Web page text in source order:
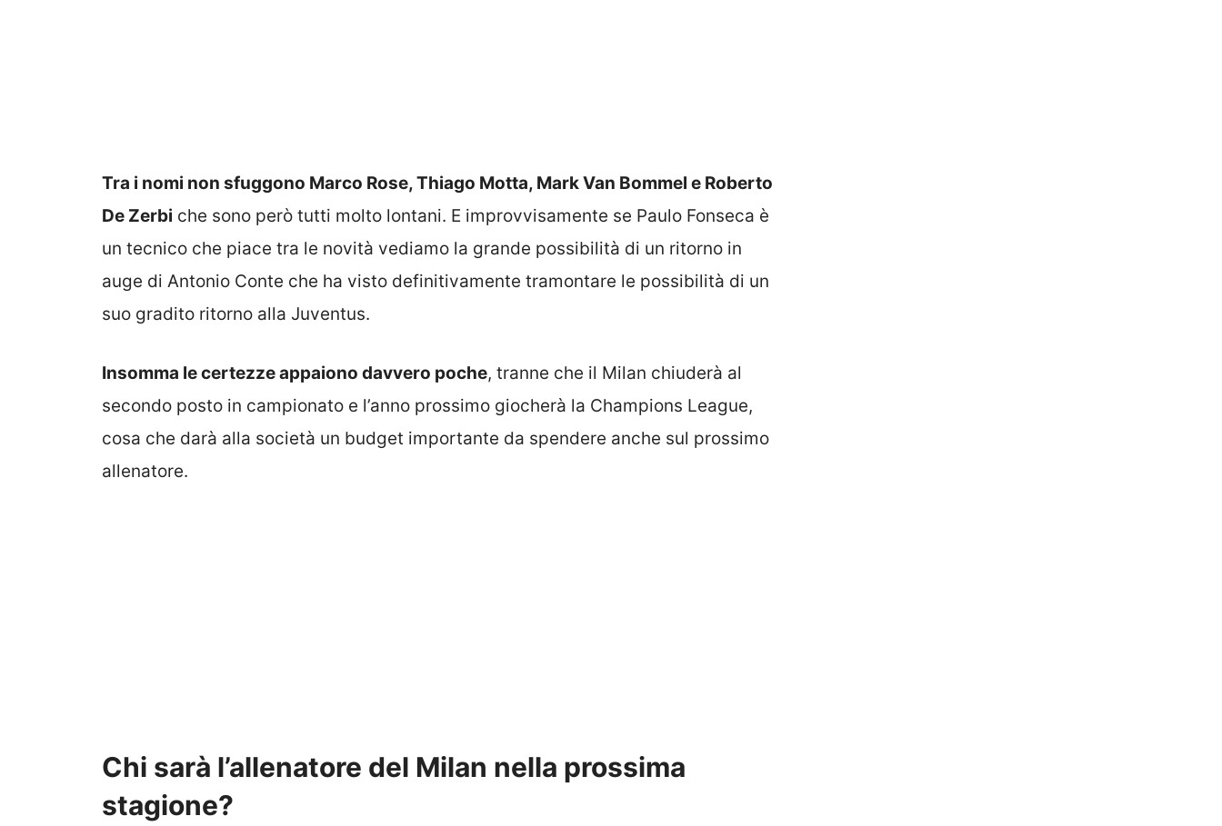
Tra i nomi non sfuggono Marco Rose, Thiago Motta, Mark Van Bommel e Roberto
De Zerbi che sono però tutti molto lontani. E improvvisamente se Paulo Fonseca è
un tecnico che piace tra le novità vediamo la grande possibilità di un ritorno in
auge di Antonio Conte che ha visto definitivamente tramontare le possibilità di un
suo gradito ritorno alla Juventus.
Insomma le certezze appaiono davvero poche, tranne che il Milan chiuderà al
secondo posto in campionato e l’anno prossimo giocherà la Champions League,
cosa che darà alla società un budget importante da spendere anche sul prossimo
allenatore.
Chi sarà l’allenatore del Milan nella prossima
stagione?